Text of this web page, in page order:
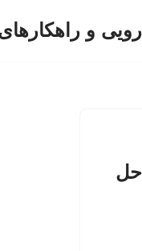
و
ساله حل